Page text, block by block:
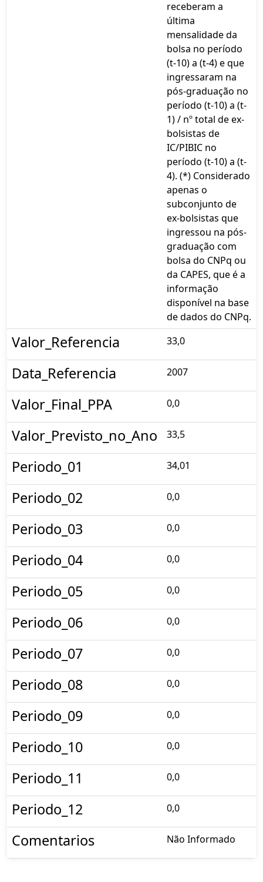
receberam a
última
mensalidade da
bolsa no período
(t-10) a (t-4) e que
ingressaram na
pós-graduação no
período (t-10) a (t-
1) / nº total de ex-
bolsistas de
IC/PIBIC no
período (t-10) a (t-
4). (*) Considerado
apenas o
subconjunto de
ex-bolsistas que
ingressou na pós-
graduação com
bolsa do CNPq ou
da CAPES, que é a
informação
disponível na base
de dados do CNPq.
Valor_Referencia 33,0
Data_Referencia 2007
Valor_Final_PPA 0,0
Valor_Previsto_no_Ano 33,5
Periodo_01 34,01
Periodo_02 0,0
Periodo_03 0,0
Periodo_04 0,0
Periodo_05 0,0
Periodo_06 0,0
Periodo_07 0,0
Periodo_08 0,0
Periodo_09 0,0
Periodo_10 0,0
Periodo_11 0,0
Periodo_12 0,0
Comentarios Não Informado